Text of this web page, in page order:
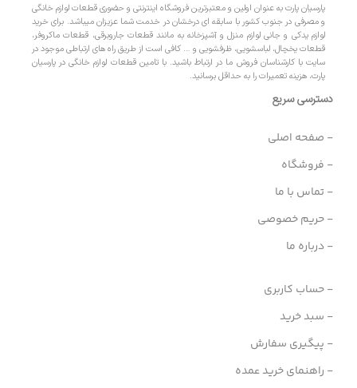
پارسیان پارت به عنوان اولین و معتبرترین فروشگاه اینترنتی و حضوری قطعات لوازم خانگی
و مصرفی در جنوب کشور با سابقه ای درخشان در خدمت شما عزیزان میباشد. برای خرید
لوازم یدکی و جانی لوازم منزل و آشپزخانه به مانند قطعات جاروبرقی، قطعات ماکروفر،
قطعات یخچال، لباسشویی، ظرفشویی و … کافی است از طریق راه های ارتباطی موجود در
سایت با کارشناسان فروش ما در ارتباط باشید. با تامین قطعات لوازم خانگی در پارسیان
پارت، هزینه تعمیرات را به حداقل برسانید.
دسترسی سریع
- صفحه اصلی
- فروشگاه
- تماس با ما
- حریم خصوصی
- درباره ما
- حساب کاربری
- سبد خرید
- پیگیری سفارش
- راهنمای خرید عمده